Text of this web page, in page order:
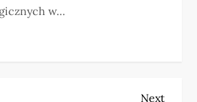
w…
Next
Next